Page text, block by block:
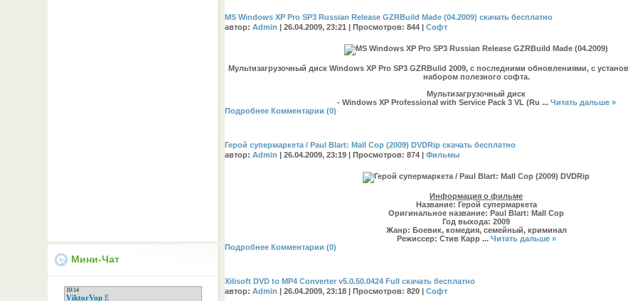
Мини-Чат
MS Windows XP Pro SP3 Russian Release GZRBuild Made (04.2009) скачать бесплатно
автор:Admin | 26.04.2009, 23:21 | Просмотров: 844 |Софт
Мультизагрузочный диск Windows XP Pro SP3 GZRBulid 2009, с последними обновлениями, с
набором полезного софта.
Мультизагрузочный диск
- Windows XP Professional with Service Pack 3 VL (Ru ... Читать дальше »
Подробнее Комментарии (0)
Герой супермаркета / Paul Blart: Mall Cop (2009) DVDRip скачать бесплатно
автор:Admin | 26.04.2009, 23:19 | Просмотров: 874 |Фильмы
Информация о фильме
Название: Герой супермаркета
Оригинальное название:Paul Blart: Mall Cop
Год выхода:2009
Жанр: Боевик, комедия, семейный, криминал
Режиссер: Стив Карр ... Читать дальше »
Подробнее Комментарии (0)
Xilisoft DVD to MP4 Converter v5.0.50.0424 Full скачать бесплатно
автор:Admin | 26.04.2009, 23:18 | Просмотров: 820 |Софт